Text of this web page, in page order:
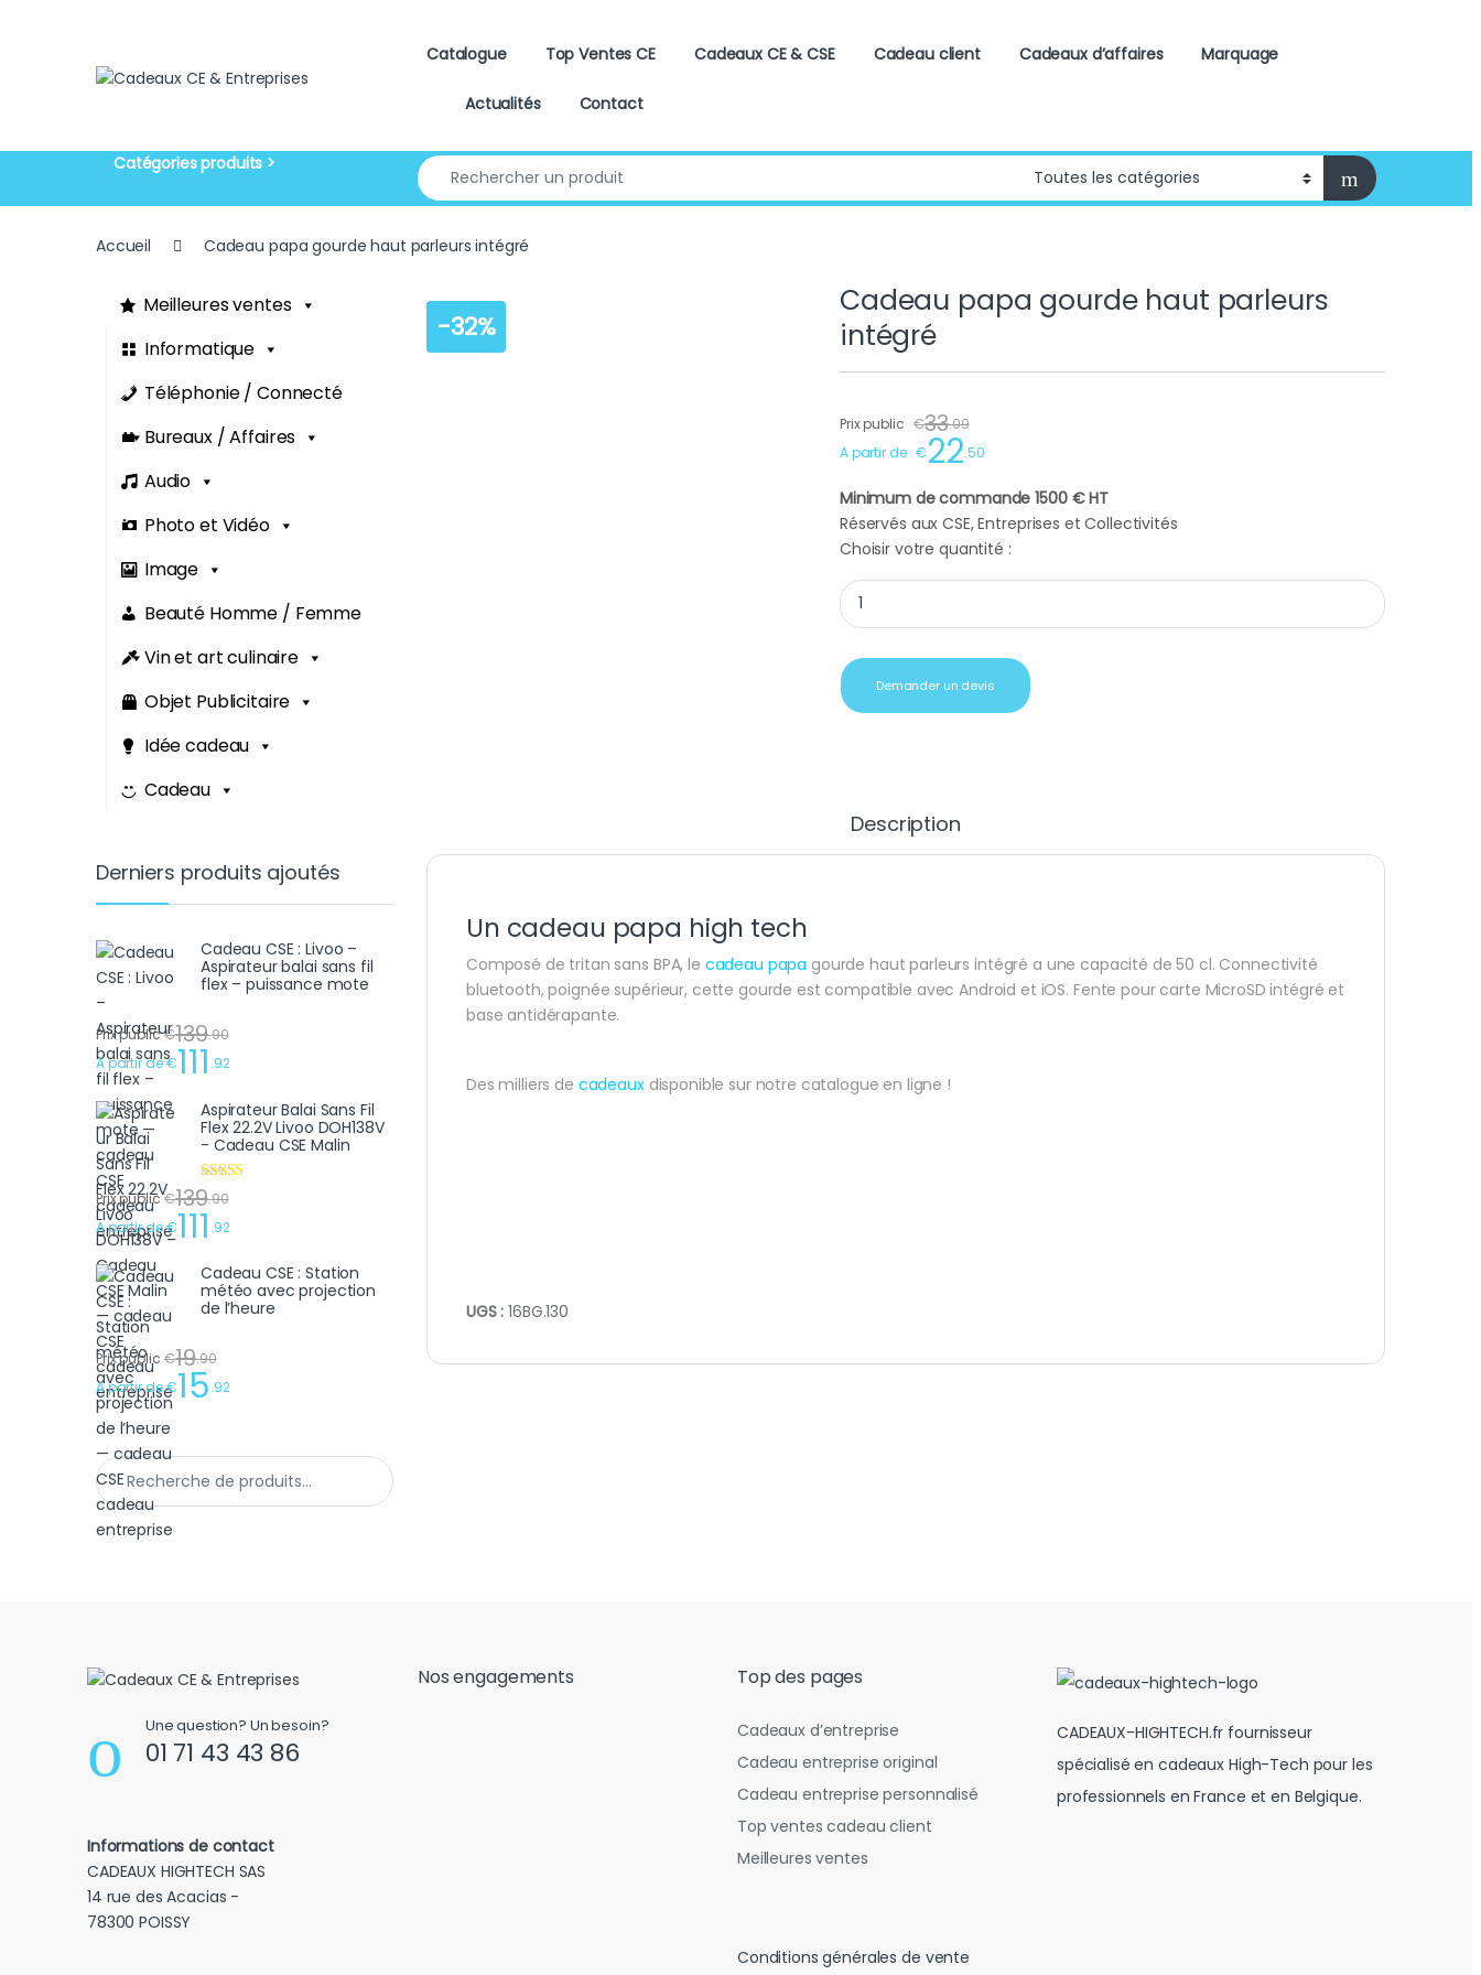
Catalogue
Top Ventes CE Cadeaux CE & CSE Cadeau client Cadeaux d’affaires Marquage
Actualités Contact
Search for:
Accueil Cadeau papa gourde haut parleurs intégré
-32%
Cadeau papa gourde haut parleurs
intégré
Prix public €33.09
A partir de €22.50
Minimum de commande 1500 € HT
Réservés aux CSE, Entreprises et Collectivités
Choisir votre quantité :
Cadeau papa gourde haut parleurs intégré quantity
Demander un devis
Description
Un cadeau papa high tech
Composé de tritan sans BPA, le cadeau papa gourde haut parleurs intégré a une capacité de 50 cl. Connectivité
bluetooth, poignée supérieur, cette gourde est compatible avec Android et iOS. Fente pour carte MicroSD intégré et
base antidérapante.
Des milliers de cadeauxdisponible sur notre catalogue en ligne !
UGS :16BG.130
Meilleures ventes
Informatique
Téléphonie / Connecté
Bureaux / Affaires
Audio
Photo et Vidéo
Image
Beauté Homme / Femme
Vin et art culinaire
Objet Publicitaire
Idée cadeau
Cadeau
Derniers produits ajoutés
Cadeau CSE : Livoo –
Aspirateur balai sans fil
flex – puissance mote
Prix public €139.90
A partir de €111 .92
Aspirateur Balai Sans Fil
Flex 22.2V Livoo DOH138V
- Cadeau CSE Malin
Note
sur 5
Prix public €139.90
A partir de €111 .92
Cadeau CSE : Station
météo avec projection
de l’heure
Prix public €19.90
A partir de €15.92
Recherche pour :
Une question? Un besoin?
01 71 43 43 86
Informations de contact
CADEAUX HIGHTECH SAS
14 rue des Acacias -
78300 POISSY
Nos engagements Top des pages
Cadeaux d’entreprise
Cadeau entreprise original
Cadeau entreprise personnalisé
Top ventes cadeau client
Meilleures ventes
Conditions générales de vente
CADEAUX-HIGHTECH.fr fournisseur
spécialisé en cadeaux High-Tech pour les
professionnels en France et en Belgique.